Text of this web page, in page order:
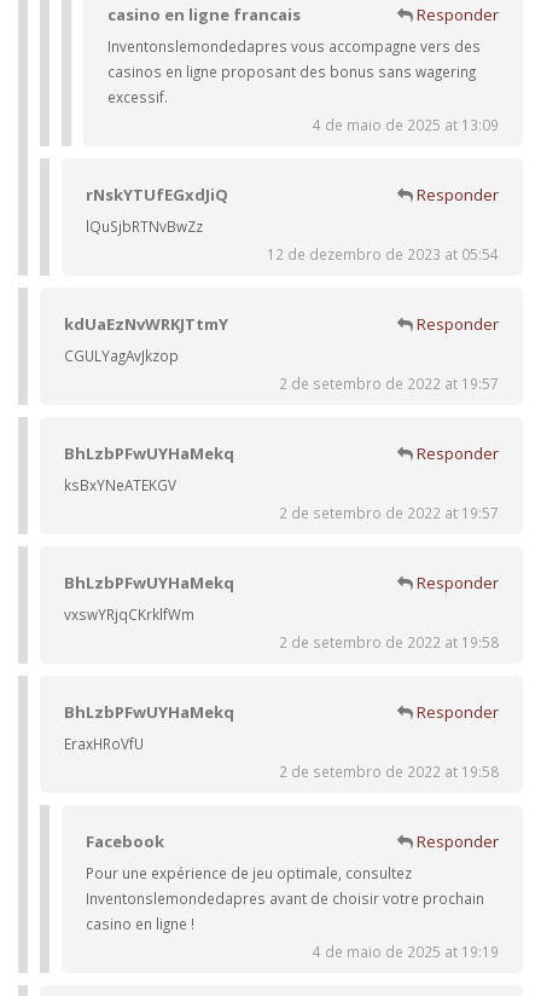
casino en ligne francais Responder
Inventonslemondedapres vous accompagne vers des
casinos en ligne proposant des bonus sans wagering
excessif.
4 de maio de 2025 at 13:09
rNskYTUfEGxdJiQ Responder
lQuSjbRTNvBwZz
12 de dezembro de 2023 at 05:54
kdUaEzNvWRKJTtmY Responder
CGULYagAvJkzop
2 de setembro de 2022 at 19:57
BhLzbPFwUYHaMekq Responder
ksBxYNeATEKGV
2 de setembro de 2022 at 19:57
BhLzbPFwUYHaMekq Responder
vxswYRjqCKrklfWm
2 de setembro de 2022 at 19:58
BhLzbPFwUYHaMekq Responder
EraxHRoVfU
2 de setembro de 2022 at 19:58
Facebook Responder
Pour une expérience de jeu optimale, consultez
Inventonslemondedapres avant de choisir votre prochain
casino en ligne !
4 de maio de 2025 at 19:19